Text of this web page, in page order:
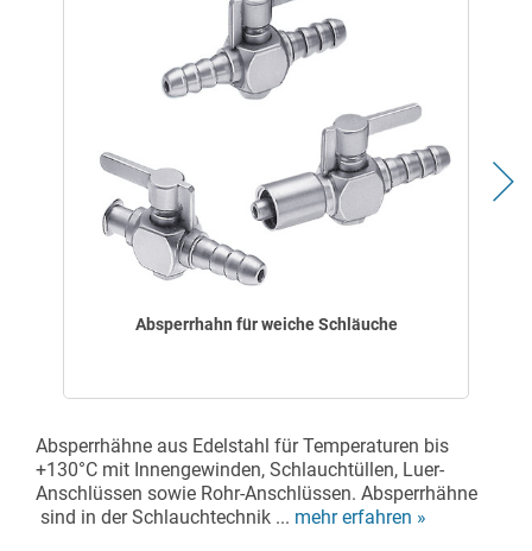
Absperrhahn für weiche Schläuche
Absperrhähne aus Edelstahl für Temperaturen bis
+130°C mit Innengewinden, Schlauchtüllen, Luer-
Anschlüssen sowie Rohr-Anschlüssen. Absperrhähne
sind in der Schlauchtechnik ... mehr erfahren »